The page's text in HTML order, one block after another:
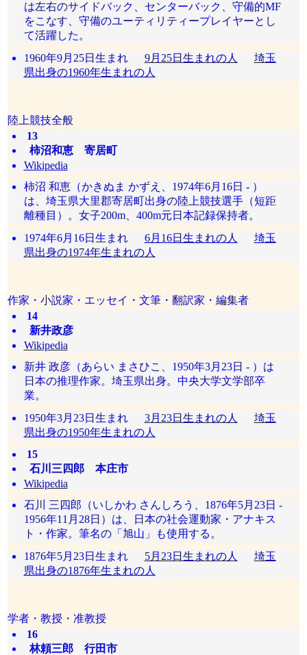
は左右のサイドバック、センターバック、守備的MF
をこなす、守備のユーティリティープレイヤーとし
て活躍した。
1960年9月25日生まれ 9月25日生まれの人
埼玉
県出身の1960年生まれの人
陸上競技全般
13
柿沼和恵 寄居町
Wikipedia
柿沼 和恵（かきぬま かずえ、1974年6月16日 - ）
は、埼玉県大里郡寄居町出身の陸上競技選手（短距
離種目）。女子200m、400m元日本記録保持者。
1974年6月16日生まれ 6月16日生まれの人
埼玉
県出身の1974年生まれの人
作家・小説家・エッセイ・文筆・翻訳家・編集者
14
新井政彦
Wikipedia
新井 政彦（あらい まさひこ、1950年3月23日 - ）は
日本の推理作家。埼玉県出身。中央大学文学部卒
業。
1950年3月23日生まれ 3月23日生まれの人
埼玉
県出身の1950年生まれの人
15
石川三四郎 本庄市
Wikipedia
石川 三四郎（いしかわ さんしろう、1876年5月23日 -
1956年11月28日）は、日本の社会運動家・アナキス
ト・作家。筆名の「旭山」も使用する。
1876年5月23日生まれ 5月23日生まれの人
埼玉
県出身の1876年生まれの人
学者・教授・准教授
16
林頼三郎 行田市